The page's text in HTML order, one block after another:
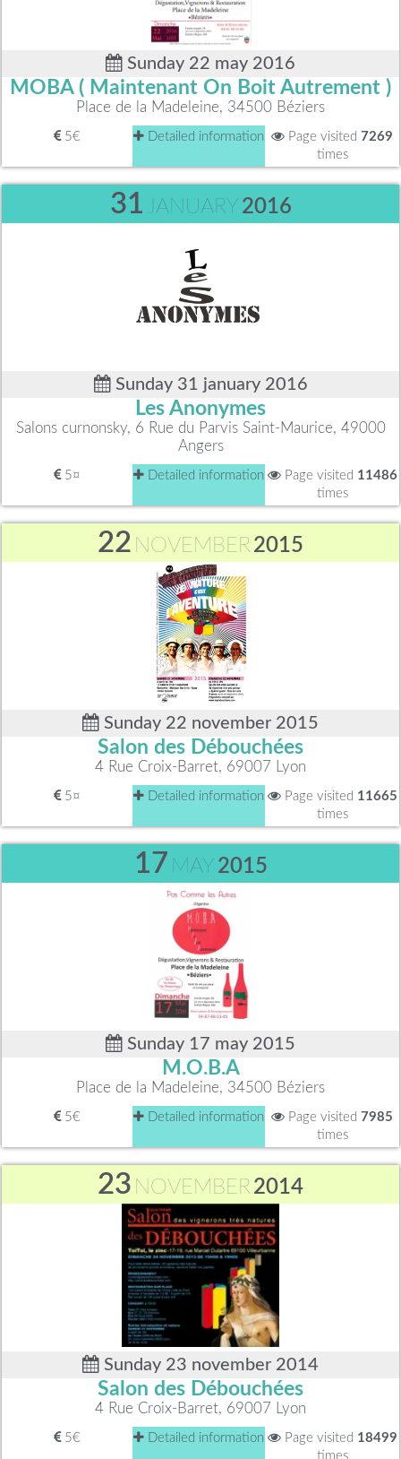
Sunday 22 may 2016
MOBA ( Maintenant On Boit Autrement )
Place de la Madeleine, 34500 Béziers
5€ Detailed information Page visited 7269
times
31 JANUARY 2016
Sunday 31 january 2016
Les Anonymes
Salons curnonsky, 6 Rue du Parvis Saint-Maurice, 49000
Angers
5¤ Detailed information Page visited 11486
times
22 NOVEMBER2015
Sunday 22 november 2015
Salon des Débouchées
4 Rue Croix-Barret, 69007 Lyon
5¤ Detailed information Page visited 11665
times
17 MAY 2015
Sunday 17 may 2015
M.O.B.A
Place de la Madeleine, 34500 Béziers
5€ Detailed information Page visited 7985
times
23 NOVEMBER2014
Sunday 23 november 2014
Salon des Débouchées
4 Rue Croix-Barret, 69007 Lyon
5€ Detailed information Page visited 18499
times